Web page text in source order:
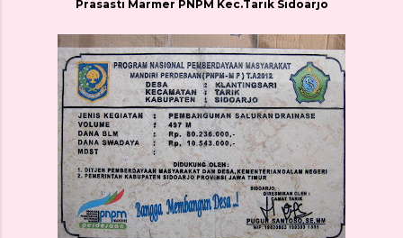
Prasasti Marmer PNPM Kec.Tarik Sidoarjo